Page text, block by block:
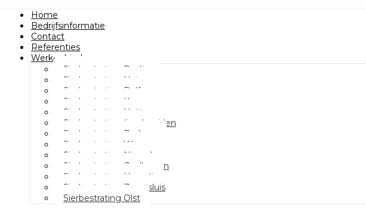
Home
Bedrijfsinformatie
Contact
Referenties
Werkgebied
Sierbestrating Raalte
Sierbestrating Heino
Sierbestrating Dalfsen
Sierbestrating Kampen
Sierbestrating Hattem
Sierbestrating Ijsselmuiden
Sierbestrating Berkum
Sierbestrating Wezep
Sierbestrating Nieuwleusen
Sierbestrating Oudleusen
Sierbestrating Hasselt
Sierbestrating Zwartsluis
Sierbestrating Olst